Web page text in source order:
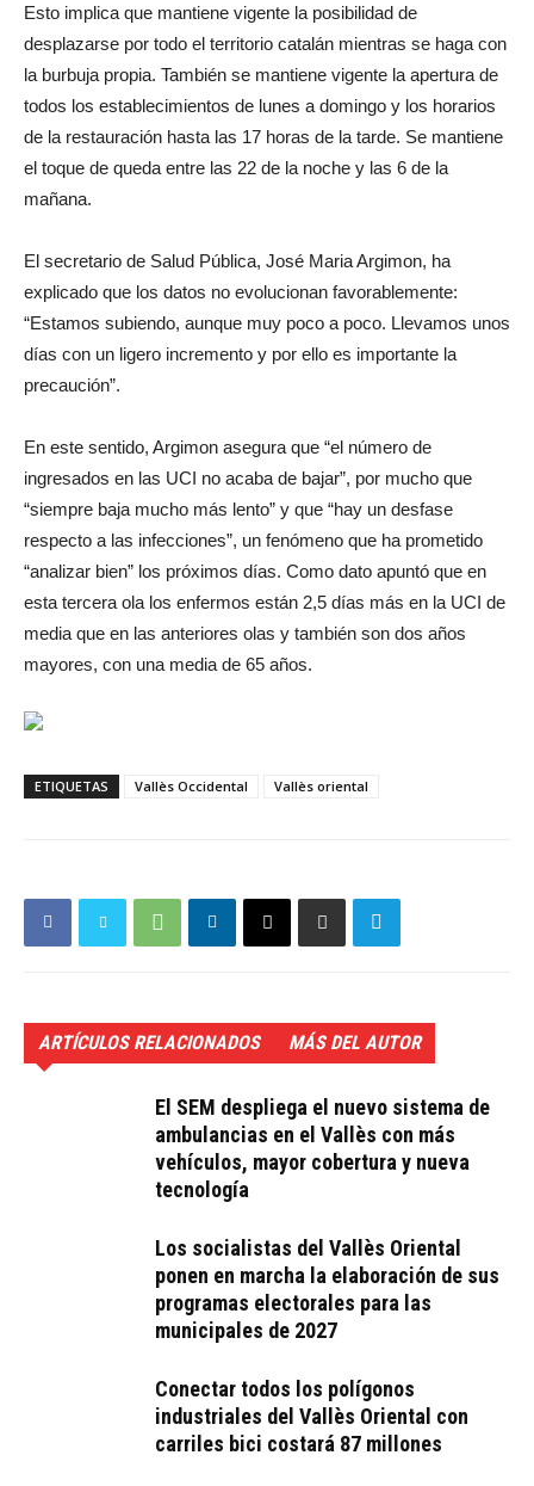
Esto implica que mantiene vigente la posibilidad de
desplazarse por todo el territorio catalán mientras se haga con
la burbuja propia. También se mantiene vigente la apertura de
todos los establecimientos de lunes a domingo y los horarios
de la restauración hasta las 17 horas de la tarde. Se mantiene
el toque de queda entre las 22 de la noche y las 6 de la
mañana.
El secretario de Salud Pública, José Maria Argimon, ha
explicado que los datos no evolucionan favorablemente:
“Estamos subiendo, aunque muy poco a poco. Llevamos unos
días con un ligero incremento y por ello es importante la
precaución”.
En este sentido, Argimon asegura que “el número de
ingresados ​​en las UCI no acaba de bajar”, por mucho que
“siempre baja mucho más lento” y que “hay un desfase
respecto a las infecciones”, un fenómeno que ha prometido
“analizar bien” los próximos días. Como dato apuntó que en
esta tercera ola los enfermos están 2,5 días más en la UCI de
media que en las anteriores olas y también son dos años
mayores, con una media de 65 años.
ETIQUETAS Vallès Occidental Vallès oriental
ARTÍCULOS RELACIONADOS MÁS DEL AUTOR
El SEM despliega el nuevo sistema de
ambulancias en el Vallès con más
vehículos, mayor cobertura y nueva
tecnología
Los socialistas del Vallès Oriental
ponen en marcha la elaboración de sus
programas electorales para las
municipales de 2027
Conectar todos los polígonos
industriales del Vallès Oriental con
carriles bici costará 87 millones